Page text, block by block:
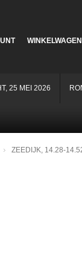
WINKELWAGEN
25 MEI 2026
ZEEDIJK, 14.28-